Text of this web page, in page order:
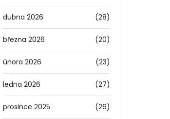
dubna 2026 (28)
března 2026 (20)
února 2026 (23)
ledna 2026 (27)
prosince 2025 (26)